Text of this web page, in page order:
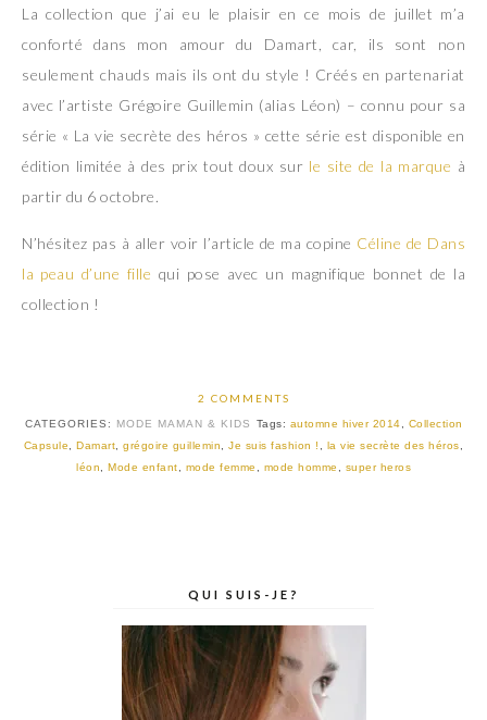
La collection que j’ai eu le plaisir en ce mois de juillet m’a
conforté dans mon amour du Damart, car, ils sont non
seulement chauds mais ils ont du style ! Créés en partenariat
avec l’artiste Grégoire Guillemin (alias Léon) – connu pour sa
série « La vie secrète des héros » cette série est disponible en
édition limitée à des prix tout doux sur le site de la marque à
partir du 6 octobre.
N’hésitez pas à aller voir l’article de ma copine Céline de Dans
la peau d’une fille qui pose avec un magnifique bonnet de la
collection !
2 COMMENTS
CATEGORIES: MODE MAMAN & KIDS Tags: automne hiver 2014
Collection
Capsule
,Damart ,grégoire guillemin ,Je suis fashion ! la vie secrète des héros
léon
Mode enfant mode femme mode homme super heros
QUI SUIS-JE?